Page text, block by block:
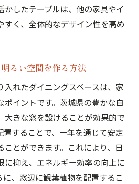
ティを意識した空間設計
で大切なダイニングデザイン
出する居心地の良さ
ット選びの重要性
用したスペース効率化
トとオープン感のバランス
促進するレイアウト
茨城県のダイニングスペース
かしたテーブルは、他の家具やイ
すく、全体的なデザイン性を高め
るい空間を作る方法
入れたダイニングスペースは、家
ポイントです。茨城県の豊かな自
大きな窓を設けることが効果的で
置することで、一年を通じて安定
ことができます。これにより、日
に抑え、エネルギー効率の向上に
、窓辺に観葉植物を配置するこ